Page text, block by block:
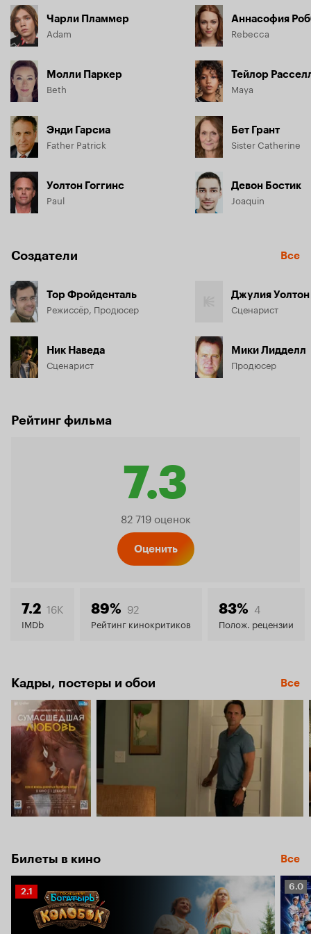
Чарли Пламмер
Adam
Молли Паркер
Beth
Энди Гарсиа
Father Patrick
Уолтон Гоггинс
Paul
Аннасофия
Rebecca
Тейлор
Maya
Бет Грант
Sister Catherine
Девон Бостик
Joaquin
Создатели Все
Тор Фройденталь
Режиссёр, Продюсер
Ник Наведа
Сценарист
Джулия Уолтон
Сценарист
Мики Лидделл
Продюсер
Рейтинг фильма
7.3
Рейтинг
7.3
82 719 оценок
Оценить
7.2 16K
IMDb
89% 92
Рейтинг кинокритиков
83% 4
Полож. рецензии
Кадры, постеры и обои Все
Билеты в кино Все
Рейтинг
Кинопоиска
2.1
6.0
6.0